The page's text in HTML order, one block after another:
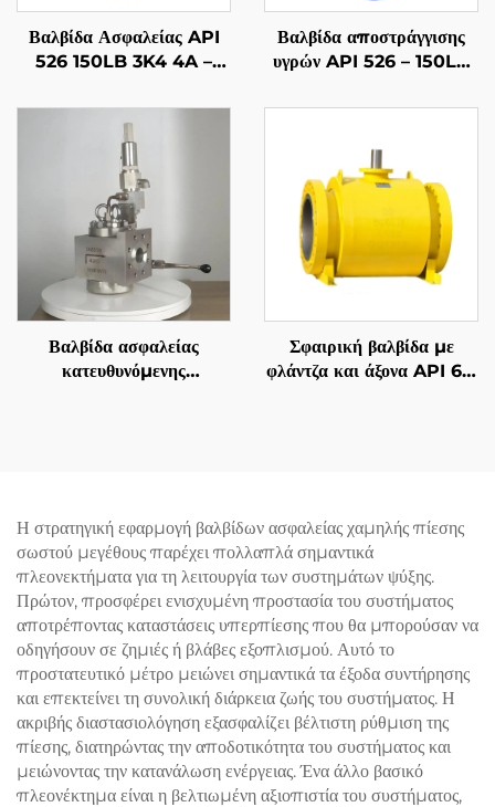
Βαλβίδα Ασφαλείας API
526 150LB 3K4 4A –
Χάλυβα 2507 Super
Υψηλές Θερμοκρασίες
Ατμού και Θαλασσινό
Νερό, για Ναυπηγεία,
Πετρέλαιο σε Θαλάσσιες
Εγκαταστάσεις & Μονάδες
Αφαλάτωσης
Βαλβίδα αποστράγγισης
υγρών API 526 – 150LB
Σώμα 316 – Συμβατή με
λειτουργίας ρυθμιζόμενη
Βαλβίδα ασφαλείας
κατευθυνόμενης
Σφαιρική βαλβίδα με
φλάντζα και άξονα API 6D
Η στρατηγική εφαρμογή βαλβίδων ασφαλείας χαμηλής πίεσης
σωστού μεγέθους παρέχει πολλαπλά σημαντικά
πλεονεκτήματα για τη λειτουργία των συστημάτων ψύξης.
Πρώτον, προσφέρει ενισχυμένη προστασία του συστήματος
αποτρέποντας καταστάσεις υπερπίεσης που θα μπορούσαν να
οδηγήσουν σε ζημιές ή βλάβες εξοπλισμού. Αυτό το
προστατευτικό μέτρο μειώνει σημαντικά τα έξοδα συντήρησης
και επεκτείνει τη συνολική διάρκεια ζωής του συστήματος. Η
ακριβής διαστασιολόγηση εξασφαλίζει βέλτιστη ρύθμιση της
πίεσης, διατηρώντας την αποδοτικότητα του συστήματος και
μειώνοντας την κατανάλωση ενέργειας. Ένα άλλο βασικό
πλεονέκτημα είναι η βελτιωμένη αξιοπιστία του συστήματος,